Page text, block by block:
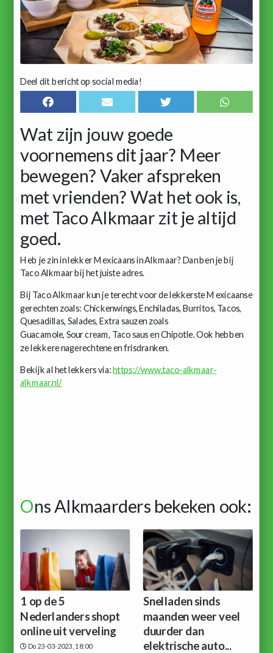
Deel dit bericht op social media!
Wat zijn jouw goede
voornemens dit jaar? Meer
bewegen? Vaker afspreken
met vrienden? Wat het ook is,
met Taco Alkmaar zit je altijd
goed.
Heb je zin in lekker Mexicaans in Alkmaar? Dan ben je bij
Taco Alkmaar bij het juiste adres.
Bij Taco Alkmaar kun je terecht voor de lekkerste Mexicaanse
gerechten zoals: Chickenwings, Enchiladas, Burritos, Tacos,
Quesadillas, Salades, Extra sauzen zoals
Guacamole, Sour cream, Taco saus en Chipotle. Ook hebben
ze lekkere nagerechtene en frisdranken.
Bekijk al het lekkers via:https://www.taco-alkmaar-
alkmaar.nl/
Ons Alkmaarders bekeken ook:
1 op de 5
Nederlanders shopt
online uit verveling
Do 23-03-2023, 18:00
Snelladen sinds
maanden weer veel
duurder dan
elektrische auto...